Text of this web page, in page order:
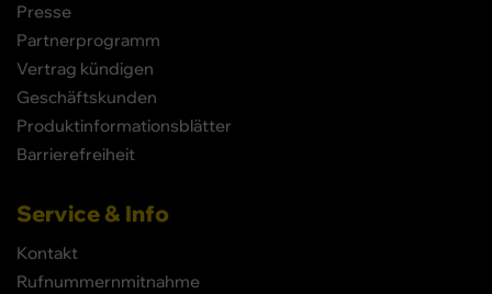
Presse
Partnerprogramm
Vertrag kündigen
Geschäftskunden
Produktinformationsblätter
Barrierefreiheit
Service & Info
Kontakt
Rufnummernmitnahme